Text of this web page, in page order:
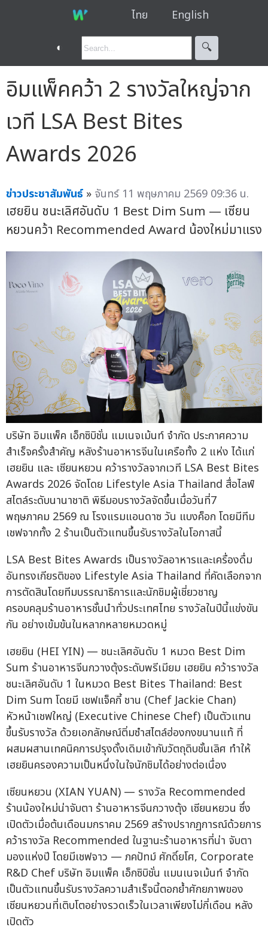
ไทย English
◐ 🔍︎
อิมแพ็คคว้า 2 รางวัลใหญ่จาก
เวที LSA Best Bites
Awards 2026
ข่าวประชาสัมพันธ์ » จันทร์ 11 พฤษภาคม 2569 09:36 น.
เฮยยิน ชนะเลิศอันดับ 1 Best Dim Sum — เซียน
หยวนคว้า Recommended Award น้องใหม่มาแรง
บริษัท อิมแพ็ค เอ็กซิบิชั่น แมเนจเม้นท์ จำกัด ประกาศความ
สำเร็จครั้งสำคัญ หลังร้านอาหารจีนในเครือทั้ง 2 แห่ง ได้แก่
เฮยยิน และ เซียนหยวน คว้ารางวัลจากเวที LSA Best Bites
Awards 2026 จัดโดย Lifestyle Asia Thailand สื่อไลฟ์
สไตล์ระดับนานาชาติ พิธีมอบรางวัลจัดขึ้นเมื่อวันที่7
พฤษภาคม 2569 ณ โรงแรมแอนดาซ วัน แบงค็อก โดยมีทีม
เชฟจากทั้ง 2 ร้านเป็นตัวแทนขึ้นรับรางวัลในโอกาสนี้
LSA Best Bites Awards เป็นรางวัลอาหารและเครื่องดื่ม
อันทรงเกียรติของ Lifestyle Asia Thailand ที่คัดเลือกจาก
การตัดสินโดยทีมบรรณาธิการและนักชิมผู้เชี่ยวชาญ
ครอบคลุมร้านอาหารชั้นนำทั่วประเทศไทย รางวัลในปีนี้แข่งขัน
กัน อย่างเข้มข้นในหลากหลายหมวดหมู่
เฮยยิน (HEI YIN) — ชนะเลิศอันดับ 1 หมวด Best Dim
Sum ร้านอาหารจีนกวางตุ้งระดับพรีเมียม เฮยยิน คว้ารางวัล
ชนะเลิศอันดับ 1 ในหมวด Best Bites Thailand: Best
Dim Sum โดยมี เชฟแจ็คกี้ ชาน (Chef Jackie Chan)
หัวหน้าเชฟใหญ่ (Executive Chinese Chef) เป็นตัวแทน
ขึ้นรับรางวัล ด้วยเอกลักษณ์ติ่มซำสไตล์ฮ่องกงขนานแท้ ที่
ผสมผสานเทคนิคการปรุงดั้งเดิมเข้ากับวัตถุดิบชั้นเลิศ ทำให้
เฮยยินครองความเป็นหนึ่งในใจนักชิมได้อย่างต่อเนื่อง
เซียนหยวน (XIAN YUAN) — รางวัล Recommended
ร้านน้องใหม่น่าจับตา ร้านอาหารจีนกวางตุ้ง เซียนหยวน ซึ่ง
เปิดตัวเมื่อต้นเดือนมกราคม 2569 สร้างปรากฏการณ์ด้วยการ
คว้ารางวัล Recommended ในฐานะร้านอาหารที่น่า จับตา
มองแห่งปี โดยมีเชฟจาว — ภคปัทม์ ศักดิ์ยโศ, Corporate
R&D Chef บริษัท อิมแพ็ค เอ็กซิบิชั่น แมนเนจเม้นท์ จำกัด
เป็นตัวแทนขึ้นรับรางวัลความสำเร็จนี้ตอกย้ำศักยภาพของ
เซียนหยวนที่เติบโตอย่างรวดเร็วในเวลาเพียงไม่กี่เดือน หลัง
เปิดตัว